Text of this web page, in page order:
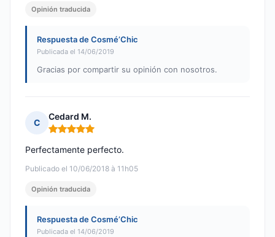
Opinión traducida
Respuesta de Cosmé’Chic
Publicada el 14/06/2019
Gracias por compartir su opinión con nosotros.
C
Cedard M.
Nota: 5 de 5
Publicado el 10/06/2018 à 11h05
Perfectamente perfecto.
Opinión traducida
Respuesta de Cosmé’Chic
Publicada el 14/06/2019